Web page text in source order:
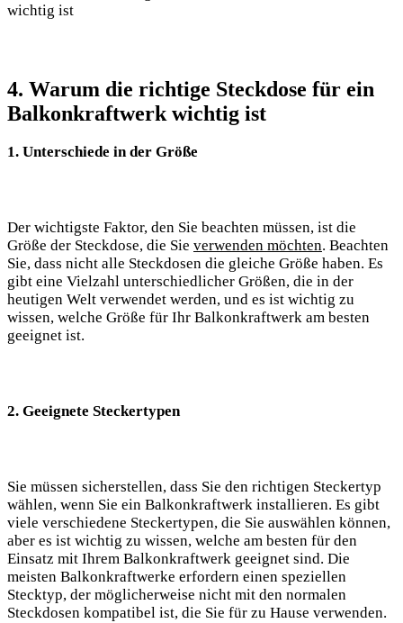
4. Warum die richtige Steckdose für ein
Balkonkraftwerk wichtig ist
1. Unterschiede in der Größe
Der wichtigste Faktor, den Sie beachten müssen, ist die
Größe der Steckdose, die Sie verwenden möchten. Beachten
Sie, dass nicht alle Steckdosen die gleiche Größe haben. Es
gibt eine Vielzahl unterschiedlicher Größen, die in der
heutigen Welt verwendet werden, und es ist wichtig zu
wissen, welche Größe für Ihr Balkonkraftwerk am besten
geeignet ist.
2. Geeignete Steckertypen
Sie müssen sicherstellen, dass Sie den richtigen Steckertyp
wählen, wenn Sie ein Balkonkraftwerk installieren. Es gibt
viele verschiedene Steckertypen, die Sie auswählen können,
aber es ist wichtig zu wissen, welche am besten für den
Einsatz mit Ihrem Balkonkraftwerk geeignet sind. Die
meisten Balkonkraftwerke erfordern einen speziellen
Stecktyp, der möglicherweise nicht mit den normalen
Steckdosen kompatibel ist, die Sie für zu Hause verwenden.